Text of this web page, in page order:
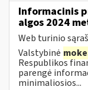
Informacinis
algos 2024
Web turinio
Valstybinė
Respublikos
parengė
minimaliosios...